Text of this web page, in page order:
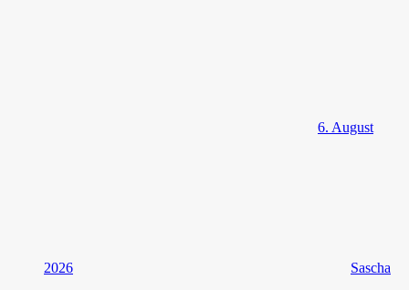
6. August
2026
Sascha